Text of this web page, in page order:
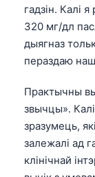
гадзін. Калі
320 мг/дл
дыягназ
пераздаю
Практычны
звычцы».
зразумець,
залежалі ад
клінічнай